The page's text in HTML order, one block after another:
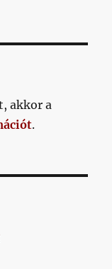
akkor a
.